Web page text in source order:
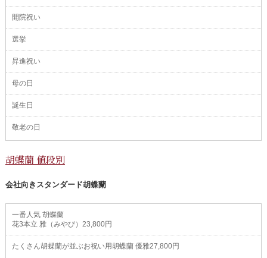
開院祝い
選挙
昇進祝い
母の日
誕生日
敬老の日
胡蝶蘭 値段別
会社向きスタンダード胡蝶蘭
一番人気 胡蝶蘭
花3本立 雅（みやび）23,800円
たくさん胡蝶蘭が並ぶお祝い用胡蝶蘭 優雅27,800円